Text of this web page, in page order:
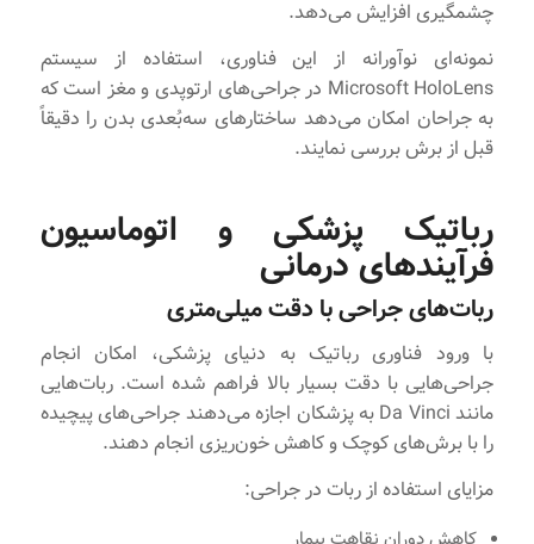
چشمگیری افزایش می‌دهد.
نمونه‌ای نوآورانه از این فناوری، استفاده از سیستم
Microsoft HoloLens در جراحی‌های ارتوپدی و مغز است که
به جراحان امکان می‌دهد ساختارهای سه‌بُعدی بدن را دقیقاً
قبل از برش بررسی نمایند.
رباتیک پزشکی و اتوماسیون
فرآیندهای درمانی
ربات‌های جراحی با دقت میلی‌متری
با ورود فناوری رباتیک به دنیای پزشکی، امکان انجام
جراحی‌هایی با دقت بسیار بالا فراهم شده است. ربات‌هایی
مانند Da Vinci به پزشکان اجازه می‌دهند جراحی‌های پیچیده
را با برش‌های کوچک و کاهش خون‌ریزی انجام دهند.
مزایای استفاده از ربات در جراحی: